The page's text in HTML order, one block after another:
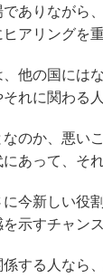
ありながら
アリングを
他の国には
れに関わる
のか、悪い
あって、そ
今新しい役
示すチャン
する人なら